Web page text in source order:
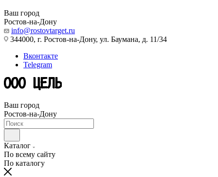
Ваш город
Ростов-на-Дону
info@rostovtarget.ru
344000, г. Ростов-на-Дону, ул. Баумана, д. 11/34
Вконтакте
Telegram
Ваш город
Ростов-на-Дону
Каталог
По всему сайту
По каталогу